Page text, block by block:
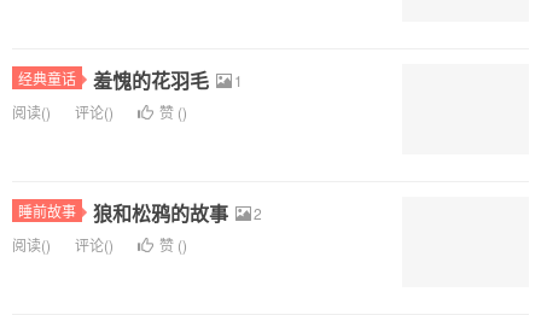
经典童话 羞愧的花羽毛
1
阅读() 评论() 赞 ()
睡前故事 狼和松鸦的故事
2
阅读() 评论() 赞 ()